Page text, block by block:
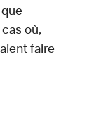
où,
faire